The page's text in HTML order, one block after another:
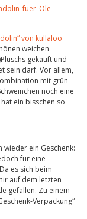
von kullaloo
weichen
gekauft und
sein darf. Vor allem,
mit grün
noch eine
ein bisschen so
wieder ein Geschenk:
für eine
es sich beim
auf dem letzten
gefallen. Zu einem
Verpackung“